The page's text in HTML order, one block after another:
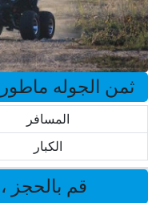
ثمن الجوله ماطور
المسافر
الكبار
قم بالحجز